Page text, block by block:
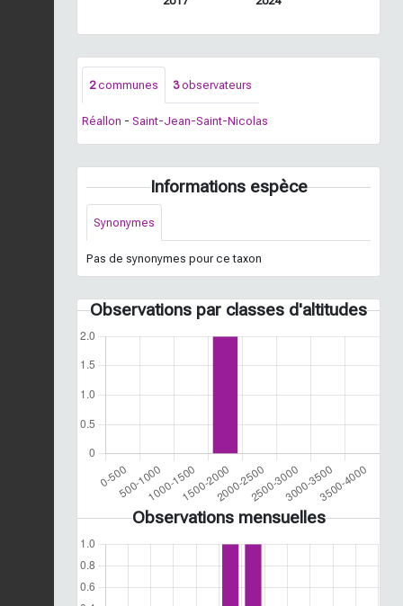
2communes 3observateurs
Réallon - Saint-Jean-Saint-Nicolas
Informations espèce
Synonymes
Pas de synonymes pour ce taxon
Observations par classes d'altitudes
Observations mensuelles